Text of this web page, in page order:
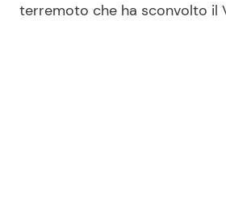
terremoto che ha sconvolto il